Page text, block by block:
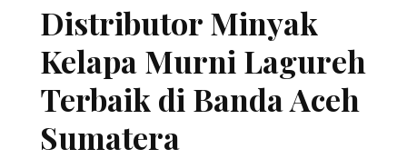
Distributor Minyak
Kelapa Murni Lagureh
Terbaik di Banda Aceh
Sumatera